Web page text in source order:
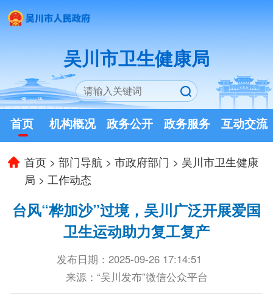
吴川市卫生健康局
首页 机构概况 政务公开 政务服务 互动交流
首页 >部门导航 >市政府部门 > 吴川市卫生健康
局 > 工作动态
台风“桦加沙”过境，吴川广泛开展爱国
卫生运动助力复工复产
发布日期：2025-09-26 17:14:51
来源：“吴川发布”微信公众平台